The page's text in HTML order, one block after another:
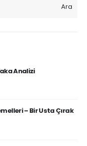
Ara
Analizi
– Bir Usta Çırak